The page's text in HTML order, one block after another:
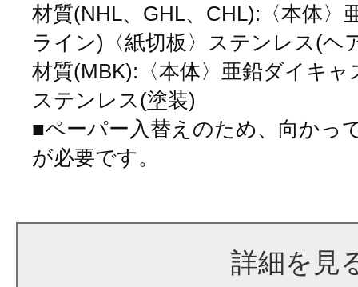
材質(NHL、GHL、CHL):〈本体〉
ライン)〈紙切板〉ステンレス(ヘ
材質(MBK):〈本体〉亜鉛ダイキ
ステンレス(塗装)
■ペーパー入替えのため、向かっ
が必要です。
詳細を見